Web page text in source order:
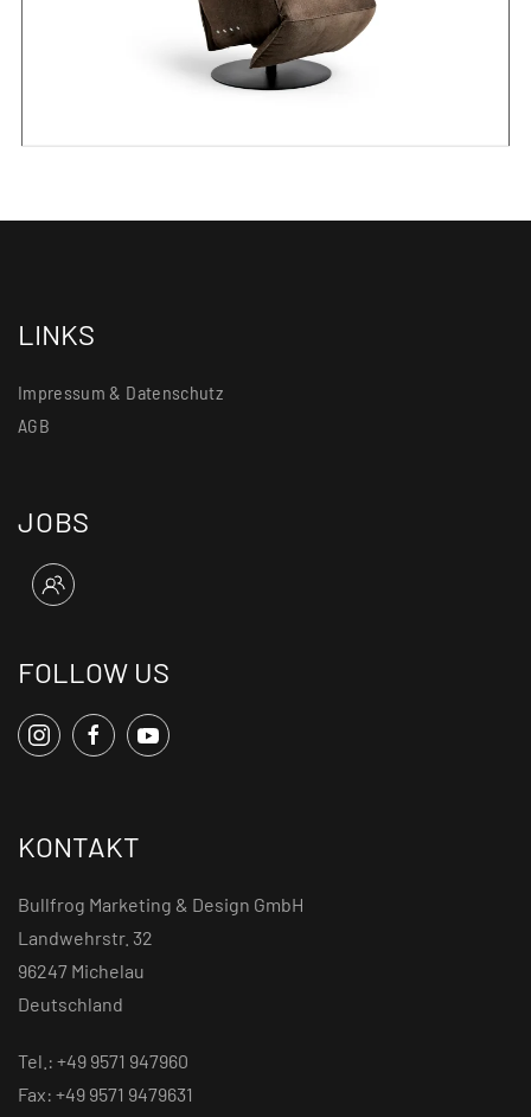
LINKS
Impressum & Datenschutz
AGB
JOBS
FOLLOW US
KONTAKT
Bullfrog Marketing & Design GmbH
Landwehrstr. 32
96247 Michelau
Deutschland
Tel.: +49 9571 947960
Fax: +49 9571 9479631